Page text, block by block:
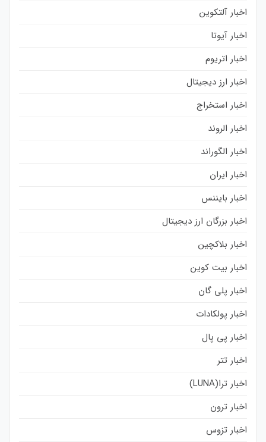
اخبار آلتکوین
اخبار آیوتا
اخبار اتریوم
اخبار ارز دیجیتال
اخبار استخراج
اخبار الروند
اخبار الگوراند
اخبار ایران
اخبار بایننس
اخبار بزرگان ارز دیجیتال
اخبار بلاکچین
اخبار بیت کوین
اخبار پلی گان
اخبار پولکادات
اخبار پی پال
اخبار تتر
اخبار ترا(LUNA)
اخبار ترون
اخبار تزوس